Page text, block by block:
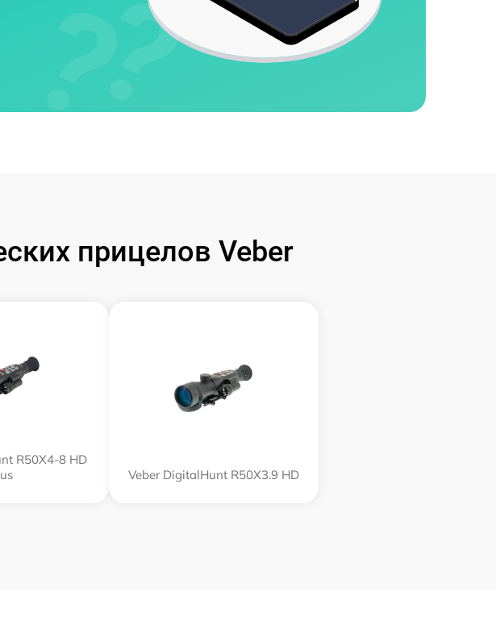
прицелов Veber
R50X4-8 HD
Veber DigitalHunt R50X3.9 HD